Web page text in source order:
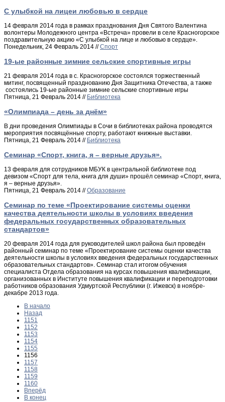
С улыбкой на лицеи любовью в сердце
14 февраля 2014 года в рамках празднования Дня Святого Валентина
волонтеры Молодежного центра «Встреча» провели в селе Красногорское
поздравительную акцию «С улыбкой на лице и любовью в сердце».
Понедельник, 24 Февраль 2014 //Спорт
19-ые районные зимние сельские спортивные игры
21 февраля 2014 года в с. Красногорское состоялся торжественный
митинг, посвященный празднованию Дня Защитника Отечества, а также
состоялись 19-ые районные зимние сельские спортивные игры
Пятница, 21 Февраль 2014 // Библиотека
«Олимпиада – день за днём»
В дни проведения Олимпиады в Сочи в библиотеках района проводятся
мероприятия посвящённые спорту, работают книжные выставки.
Пятница, 21 Февраль 2014 // Библиотека
Cеминар «Спорт, книга, я – верные друзья».
13 февраля для сотрудников МБУК в центральной библиотеке под
девизом «Спорт для тела, книга для души» прошёл семинар «Спорт, книга,
я – верные друзья».
Пятница, 21 Февраль 2014 //Образование
Семинар по теме «Проектирование системы оценки
качества деятельности школы в условиях введения
федеральных государственных образовательных
стандартов»
20 февраля 2014 года для руководителей школ района был проведён
районный семинар по теме «Проектирование системы оценки качества
деятельности школы в условиях введения федеральных государственных
образовательных стандартов». Семинар стал итогом обучения
специалиста Отдела образования на курсах повышения квалификации,
организованных в Институте повышения квалификации и переподготовки
работников образования Удмуртской Республики (г. Ижевск) в ноябре-
декабре 2013 года.
В начало
Назад
1151
1152
1153
1154
1155
1156
1157
1158
1159
1160
Вперёд
В конец